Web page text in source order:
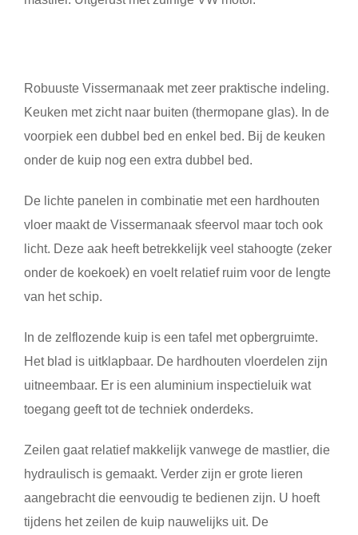
Robuuste Vissermanaak met zeer praktische indeling.
Keuken met zicht naar buiten (thermopane glas). In de
voorpiek een dubbel bed en enkel bed. Bij de keuken
onder de kuip nog een extra dubbel bed.
De lichte panelen in combinatie met een hardhouten
vloer maakt de Vissermanaak sfeervol maar toch ook
licht. Deze aak heeft betrekkelijk veel stahoogte (zeker
onder de koekoek) en voelt relatief ruim voor de lengte
van het schip.
In de zelflozende kuip is een tafel met opbergruimte.
Het blad is uitklapbaar. De hardhouten vloerdelen zijn
uitneembaar. Er is een aluminium inspectieluik wat
toegang geeft tot de techniek onderdeks.
Zeilen gaat relatief makkelijk vanwege de mastlier, die
hydraulisch is gemaakt. Verder zijn er grote lieren
aangebracht die eenvoudig te bedienen zijn. U hoeft
tijdens het zeilen de kuip nauwelijks uit. De